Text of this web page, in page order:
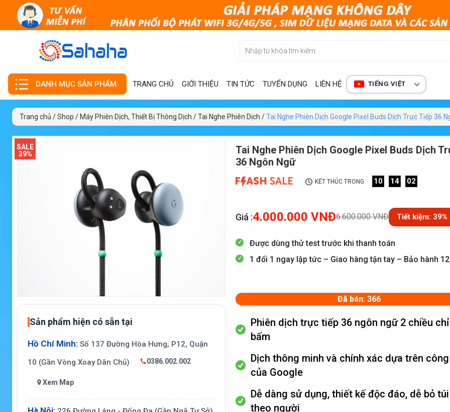
DANH MỤC SẢN PHẨM TRANG CHỦ GIỚI THIỆU TIN TỨC TUYỂN DỤNG LIÊN HỆ TIẾNG VIỆT
Trang chủ /Shop / Máy Phiên Dịch, Thiết Bị Thông Dịch /Tai Nghe Phiên Dịch /Tai Nghe Phiên Dịch Google Pixel Buds Dịch Trực Tiếp 36
SALE
39%
Sản phẩm hiện có sẵn tại
Hồ Chí Minh: Số 137 Đường Hòa Hưng, P12, Quận
10 (Gần Vòng Xoay Dân Chủ)
0386.002.002
Xem Map
Tai Nghe Phiên Dịch Google Pixel Buds Dịch
36 Ngôn Ngữ
KẾT THÚC TRONG 10 14 00
Giá :4.000.000VNĐ6.600.000VNĐ Tiết kiệm: 39%
Được dùng thử test trước khi thanh toán
1 đổi 1 ngay lập tức – Giao hàng tận tay – Bảo hành
Đã bán: 366
Phiên dịch trực tiếp 36 ngôn ngữ 2 chiều
bấm
Dịch thông minh và chính xác dựa trên
của Google
Dễ dàng sử dụng, thiết kế độc đáo, dễ bỏ
theo người